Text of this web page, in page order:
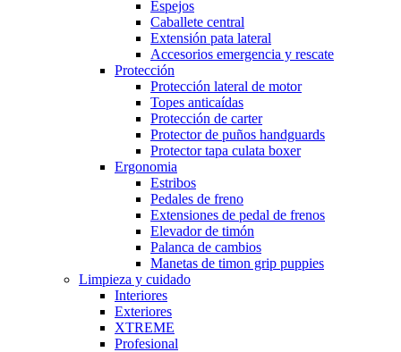
Espejos
Caballete central
Extensión pata lateral
Accesorios emergencia y rescate
Protección
Protección lateral de motor
Topes anticaídas
Protección de carter
Protector de puños handguards
Protector tapa culata boxer
Ergonomia
Estribos
Pedales de freno
Extensiones de pedal de frenos
Elevador de timón
Palanca de cambios
Manetas de timon grip puppies
Limpieza y cuidado
Interiores
Exteriores
XTREME
Profesional